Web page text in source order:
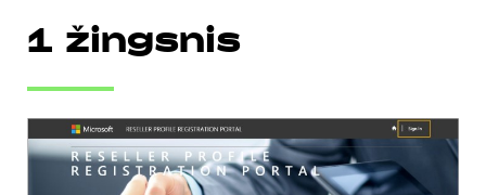
1 žingsnis